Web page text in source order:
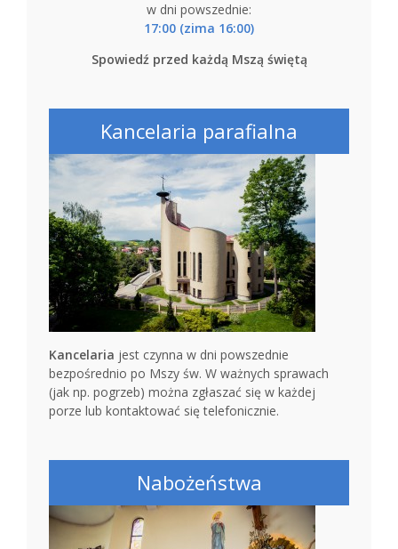
w dni powszednie:
17:00 (zima 16:00)
Spowiedź przed każdą Mszą świętą
Kancelaria parafialna
Kancelaria jest czynna w dni powszednie
bezpośrednio po Mszy św. W ważnych sprawach
(jak np. pogrzeb) można zgłaszać się w każdej
porze lub kontaktować się telefonicznie.
Nabożeństwa